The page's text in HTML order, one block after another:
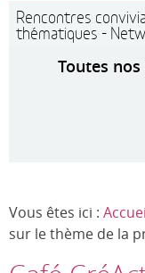
Rencontres
thématiques -
Toutes
Vous êtes ici :
sur le thème de la